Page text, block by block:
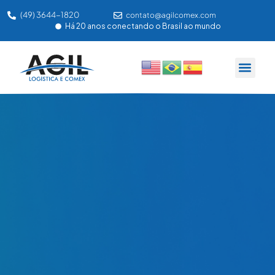
(49) 3644-1820
contato@agilcomex.com
Há 20 anos conectando o Brasil ao mundo